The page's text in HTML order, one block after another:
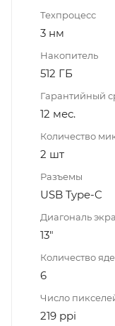
Техпроцесс
3 нм
Накопитель
512 ГБ
Гарантийный
12 мес.
Количество
2 шт
Разъемы
USB Type-C
Диагональ
13"
Количество
6
Число
219 ppi